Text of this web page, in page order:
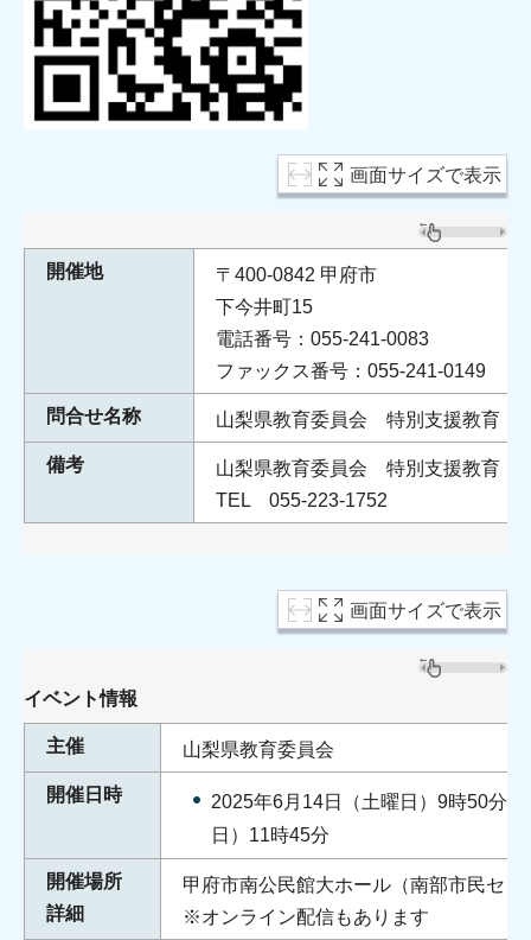
画面サイズで表示
開催地
〒400-0842 甲府市
下今井町15
電話番号：055-241-0083
ファックス番号：055-241-0149
問合せ名称 山梨県教育委員会 特別支援教育・
備考
山梨県教育委員会 特別支援教育・
TEL 055-223-1752
画面サイズで表示
イベント情報
主催 山梨県教育委員会
開催日時
2025年6月14日（土曜日）9時50分
日）11時45分
開催場所
詳細
甲府市南公民館大ホール（南部市民セン
※オンライン配信もあります